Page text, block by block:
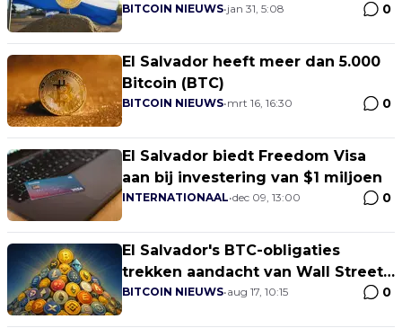
ontwikkelaar
BITCOIN NIEUWS•jan 31, 5:08 0
El Salvador heeft meer dan 5.000
Bitcoin (BTC)
BITCOIN NIEUWS•mrt 16, 16:30 0
El Salvador biedt Freedom Visa
aan bij investering van $1 miljoen
INTERNATIONAAL•dec 09, 13:00 0
El Salvador's BTC-obligaties
trekken aandacht van Wall Street-
giganten
BITCOIN NIEUWS•aug 17, 10:15 0